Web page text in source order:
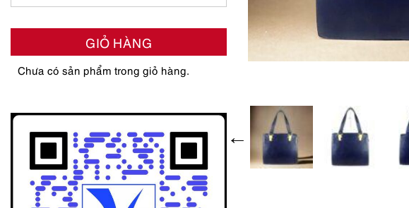
GIỎ HÀNG
Chưa có sản phẩm trong giỏ hàng.